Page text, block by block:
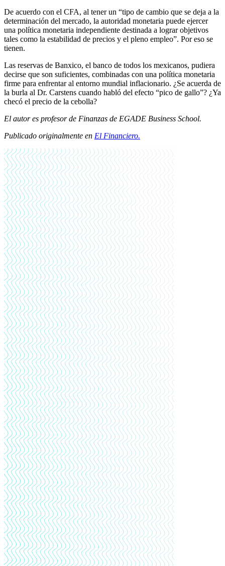
De acuerdo con el CFA, al tener un “tipo de cambio que se deja a la
determinación del mercado, la autoridad monetaria puede ejercer
una política monetaria independiente destinada a lograr objetivos
tales como la estabilidad de precios y el pleno empleo”. Por eso se
tienen.
Las reservas de Banxico, el banco de todos los mexicanos, pudiera
decirse que son suficientes, combinadas con una política monetaria
firme para enfrentar al entorno mundial inflacionario. ¿Se acuerda de
la burla al Dr. Carstens cuando habló del efecto “pico de gallo”? ¿Ya
checó el precio de la cebolla?
El autor es profesor de Finanzas de EGADE Business School.
Publicado originalmente en El Financiero.